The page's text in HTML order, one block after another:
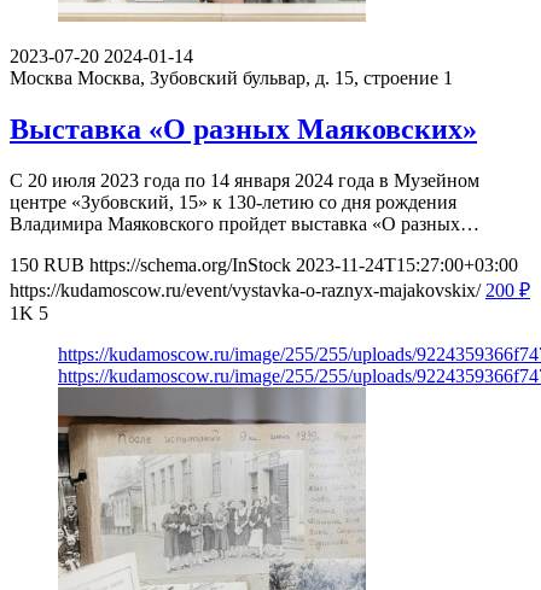
2023-07-20 2024-01-14
Москва Москва, Зубовский бульвар, д. 15, строение 1
Выставка «О разных Маяковских»
С 20 июля 2023 года по 14 января 2024 года в Музейном
центре «Зубовский, 15» к 130-летию со дня рождения
Владимира Маяковского пройдет выставка «О разных…
150 RUB https://schema.org/InStock 2023-11-24T15:27:00+03:00
https://kudamoscow.ru/event/vystavka-o-raznyx-majakovskix/ 200 ₽
1K 5
https://kudamoscow.ru/image/255/255/uploads/
https://kudamoscow.ru/image/255/255/uploads/